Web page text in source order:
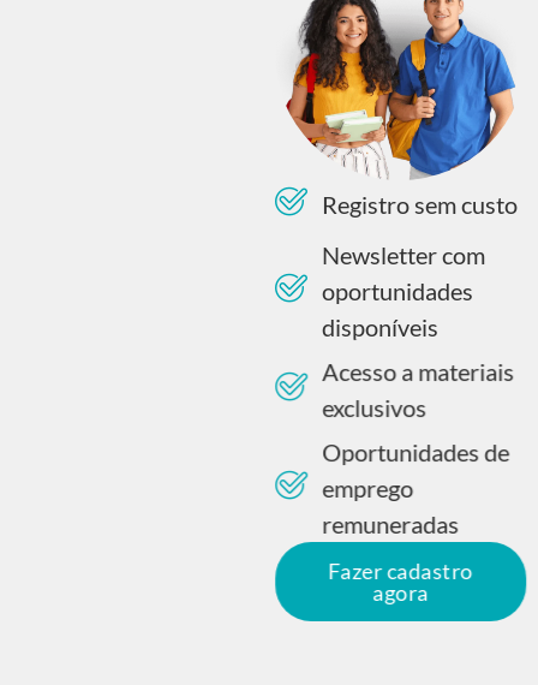
Registro sem custo
Newsletter com
oportunidades
disponíveis
Acesso a materiais
exclusivos
Oportunidades de
emprego
remuneradas
Fazer cadastro
agora